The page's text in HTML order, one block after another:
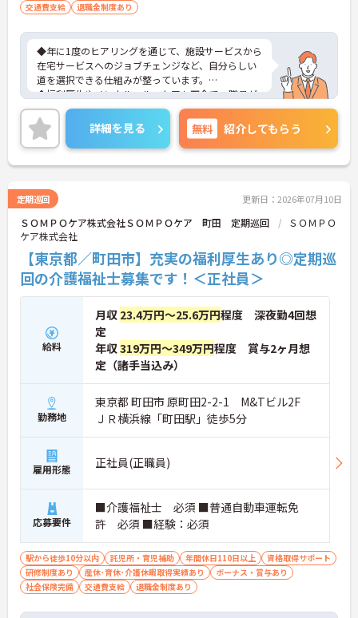
交通費支給
退職金制度あり
◆年に1度のヒアリングを通じて、施設サービスから
在宅サービスへのジョブチェンジなど、自分らしい
道を選択できる仕組みが整っています。
◆福利厚生やメンタルヘルスケアも万全で、職員が
心身ともに健康で、長く誇りを持って働ける環境づ
くりを追求している法人です。
◆入社後は研修施設での座学に加え、現場では先輩
社員との同行訪問（OJT）で実務をしっかり学べま
す。久しぶりのお仕事復帰で不安な方でも、自信を
す。
◆ライフサポートも手厚く、育児休業は最長3年間
取得可能で、復職後もお子さんが9歳になるまで時
短勤務が選べるなど、子育てと仕事の両立を強力に
バックアップします。
詳細を見る 無料 紹介してもらう
定期巡回 更新日：2026年07月10日
ＳＯＭＰＯケア株式会社ＳＯＭＰＯケア 町田 定期巡回
ＳＯＭＰＯ
ケア株式会社
【東京都／町田市】充実の福利厚生あり◎定期巡
回の介護福祉士募集です！＜正社員＞
給料
月収 23.4万円～25.6万円程度 深夜勤4回想
定
年収319万円～349万円程度 賞与2ヶ月想
定（諸手当込み）
勤務地
東京都 町田市 原町田2-2-1 M&Tビル2F
ＪＲ横浜線「町田駅」徒歩5分
雇用形態 正社員(正職員)
応募要件
■介護福祉士 必須 ■普通自動車運転免
許 必須 ■経験：必須
駅から徒歩10分以内 託児所・育児補助 年間休日110日以上
資格取得サポート
研修制度あり
産休･育休･介護休暇取得実績あり
ボーナス・賞与あり
社会保険完備
交通費支給 退職金制度あり